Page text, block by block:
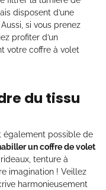
disposent d’une
si vous prenez
profiter d’un
votre coffre à volet
du tissu
également possible de
un coffre de volet
tenture à
imagination ! Veillez
harmonieusement